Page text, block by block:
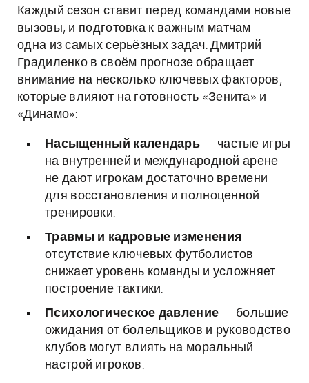
Каждый сезон ставит перед командами новые
вызовы, и подготовка к важным матчам —
одна из самых серьёзных задач. Дмитрий
Градиленко в своём прогнозе обращает
внимание на несколько ключевых факторов,
которые влияют на готовность «Зенита» и
«Динамо»:
Насыщенный календарь — частые игры
на внутренней и международной арене
не дают игрокам достаточно времени
для восстановления и полноценной
тренировки.
Травмы и кадровые изменения —
отсутствие ключевых футболистов
снижает уровень команды и усложняет
построение тактики.
Психологическое давление — большие
ожидания от болельщиков и руководство
клубов могут влиять на моральный
настрой игроков.